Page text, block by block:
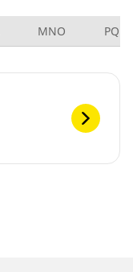
MNO PQRS